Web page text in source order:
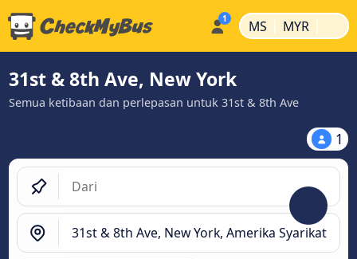
MS | MYR |
31st & 8th Ave, New York
Semua ketibaan dan perlepasan untuk 31st & 8th Ave
1